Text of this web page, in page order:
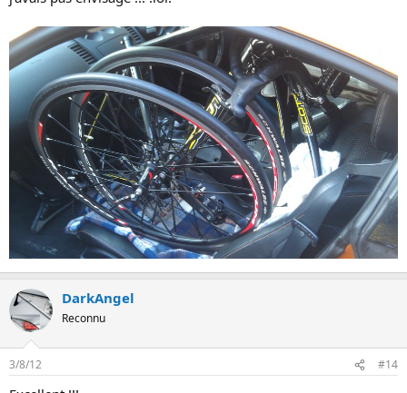
DarkAngel
Reconnu
3/8/12 #14